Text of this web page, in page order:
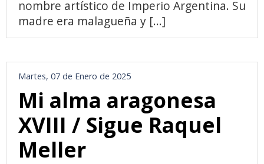
nombre artístico de Imperio Argentina. Su
madre era malagueña y [...]
Martes, 07 de Enero de 2025
Mi alma aragonesa
XVIII / Sigue Raquel
Meller